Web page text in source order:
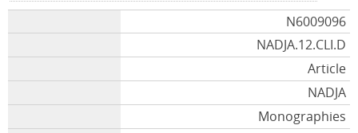
N6009096
NADJA.12.CLI.D
Article
NADJA
Monographies